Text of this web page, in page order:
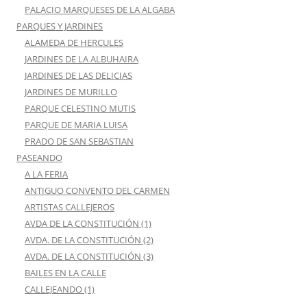
PALACIO MARQUESES DE LA ALGABA
PARQUES Y JARDINES
ALAMEDA DE HERCULES
JARDINES DE LA ALBUHAIRA
JARDINES DE LAS DELICIAS
JARDINES DE MURILLO
PARQUE CELESTINO MUTIS
PARQUE DE MARIA LUISA
PRADO DE SAN SEBASTIAN
PASEANDO
A LA FERIA
ANTIGUO CONVENTO DEL CARMEN
ARTISTAS CALLEJEROS
AVDA DE LA CONSTITUCIÓN (1)
AVDA. DE LA CONSTITUCIÓN (2)
AVDA. DE LA CONSTITUCIÓN (3)
BAILES EN LA CALLE
CALLEJEANDO (1)